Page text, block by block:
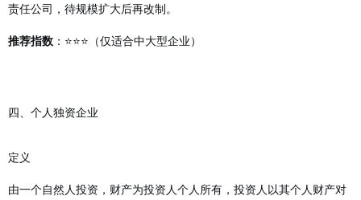
责任公司，待规模扩大后再改制。
推荐指数 ：⭐⭐⭐（仅适合中大型企业）
四、个人独资企业
定义
由一个自然人投资，财产为投资人个人所有，投资人以其个人财产对